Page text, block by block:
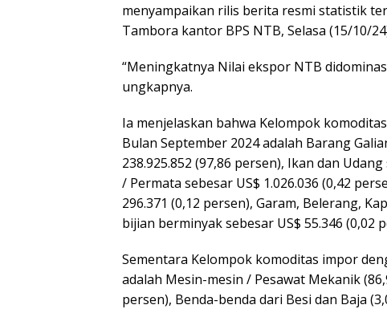
menyampaikan rilis berita resmi statistik
Tambora kantor BPS NTB, Selasa (15/10/
“Meningkatnya Nilai ekspor NTB
ungkapnya.
Ia menjelaskan bahwa Kelompok
Bulan September 2024 adalah Barang
238.925.852 (97,86 persen), Ikan dan
/ Permata sebesar US$ 1.026.036 (0,42
296.371 (0,12 persen), Garam, Belerang,
bijian berminyak sebesar US$ 55.346 (0,02
Sementara Kelompok komoditas impor
adalah Mesin-mesin / Pesawat Mekanik
persen), Benda-benda dari Besi dan Baja